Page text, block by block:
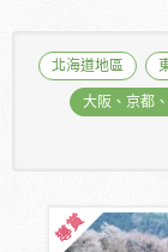
北海道地區
大阪、京都